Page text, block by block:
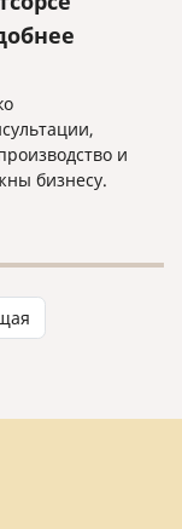
и
бизнесу.